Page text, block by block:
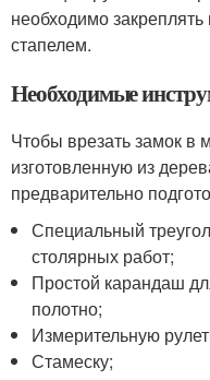
необходимо
стапелем.
Необходимые
Чтобы врезать замок в
изготовленную из
предварительно
Специальный
столярных работ;
Простой карандаш
полотно;
Измерительную
Стамеску;